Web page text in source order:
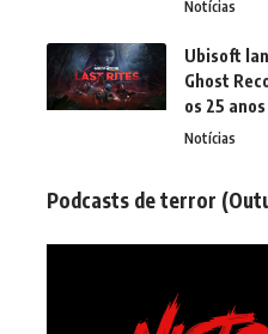
Notícias
Ubisoft
Ghost
os 25
Notícias
Podcasts de terror